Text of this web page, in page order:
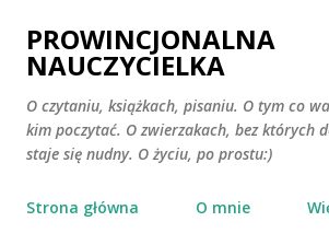
Przejdź do głównej
PROWINCJONALNA
NAUCZYCIELKA
O czytaniu, książkach, pisaniu. O tym co
kim poczytać. O zwierzakach, bez których
staje się nudny. O życiu, po prostu:)
Strona główna O mnie